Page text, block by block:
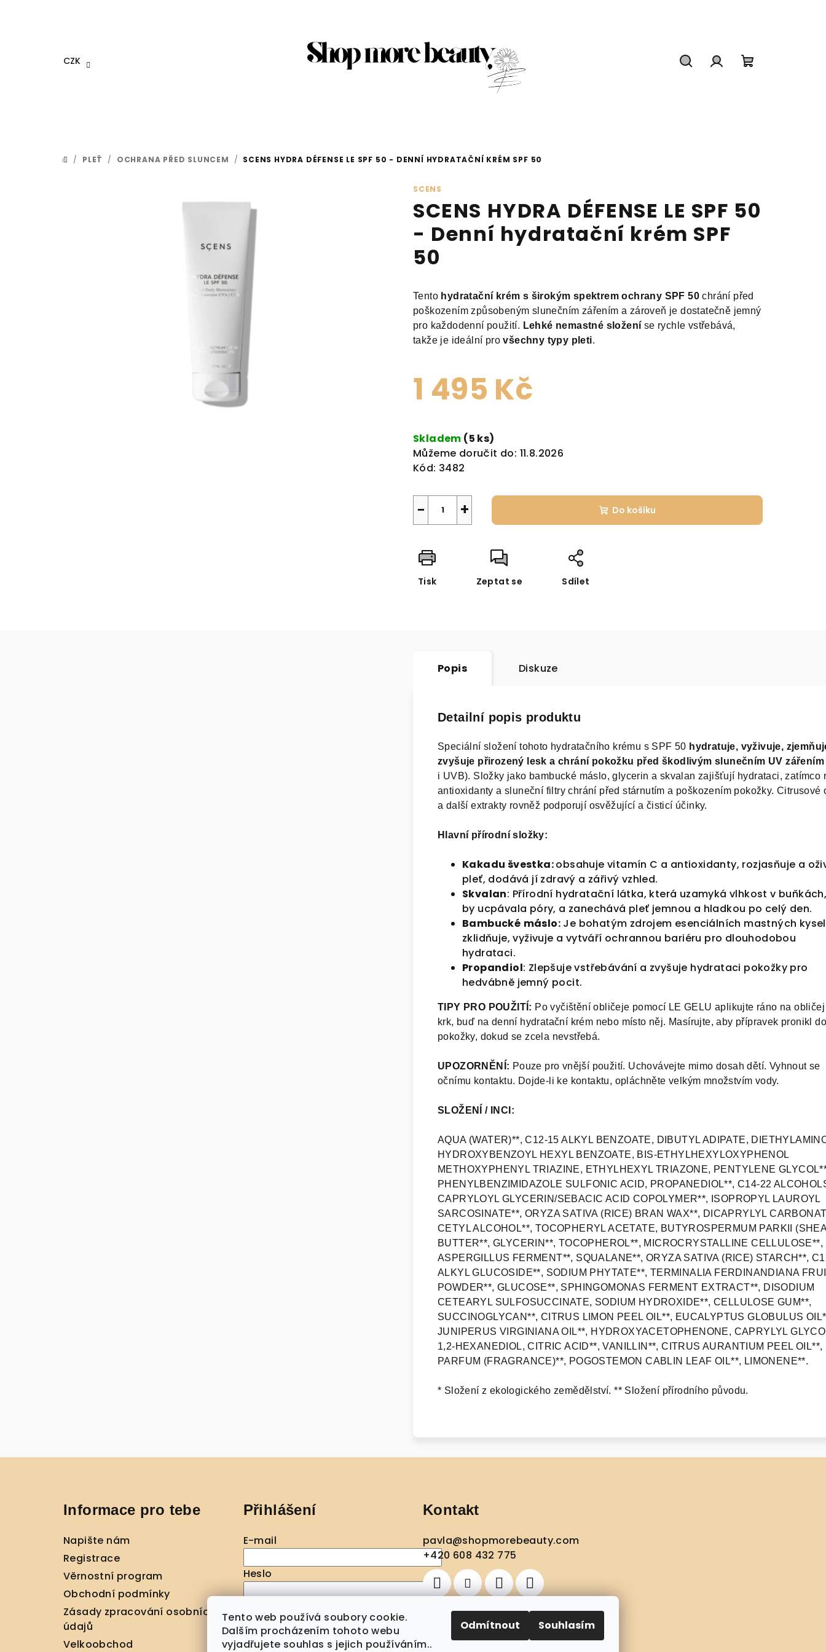
Tento web používá soubory cookie.
Dalším procházením tohoto webu
vyjadřujete souhlas s jejich používáním..
Odmítnout Souhlasím
CZK
DOMŮ
/ PLEŤ / OCHRANA PŘED SLUNCEM / SCENS HYDRA DÉFENSE LE SPF 50 - DENNÍ HYDRATAČNÍ KRÉM SPF 50
SCENS
SCENS HYDRA DÉFENSE LE SPF 50
- Denní hydratační krém SPF
50
Tento hydratační krém s širokým spektrem ochrany SPF 50 chrání před
poškozením způsobeným slunečním zářením a zároveň je dostatečně jemný
pro každodenní použití. Lehké nemastné složení se rychle vstřebává,
takže je ideální provšechny typy pleti.
1 495 Kč
cena:
Skladem (5 ks)
Můžeme doručit do: 11.8.2026
Kód: 3482
+
− Do košíku
Tisk Zeptat se Sdílet
Popis Diskuze
Detailní popis produktu
Speciální složení tohoto hydratačního krému s SPF 50 hydratuje, vyživuje,
zvyšuje přirozený lesk a chrání pokožku před škodlivým slunečním UV zářením
i UVB). Složky jako bambucké máslo, glycerin a skvalan zajišťují hydrataci, zatímco
antioxidanty a sluneční filtry chrání před stárnutím a poškozením pokožky. Citrusové
a další extrakty rovněž podporují osvěžující a čisticí účinky.
Hlavní přírodní složky:
Kakadu švestka:obsahuje vitamín C a antioxidanty, rozjasňuje a
pleť, dodává jí zdravý a zářivý vzhled.
Skvalan: Přírodní hydratační látka, která uzamyká vlhkost v
by ucpávala póry, a zanechává pleť jemnou a hladkou po celý den.
Bambucké máslo: Je bohatým zdrojem esenciálních mastných
zklidňuje, vyživuje a vytváří ochrannou bariéru pro dlouhodobou
hydrataci.
Propandiol: Zlepšuje vstřebávání a zvyšuje hydrataci pokožky pro
hedvábně jemný pocit.
TIPY PRO POUŽITÍ: Po vyčištění obličeje pomocí LE GELU aplikujte ráno na
krk, buď na denní hydratační krém nebo místo něj. Masírujte, aby přípravek pronikl
pokožky, dokud se zcela nevstřebá.
UPOZORNĚNÍ: Pouze pro vnější použití. Uchovávejte mimo dosah dětí. Vyhnout se
očnímu kontaktu. Dojde-li ke kontaktu, opláchněte velkým množstvím vody.
SLOŽENÍ / INCI:
AQUA (WATER)**, C12-15 ALKYL BENZOATE, DIBUTYL ADIPATE,
HYDROXYBENZOYL HEXYL BENZOATE, BIS-ETHYLHEXYLOXYPHENOL
METHOXYPHENYL TRIAZINE, ETHYLHEXYL TRIAZONE, PENTYLENE
PHENYLBENZIMIDAZOLE SULFONIC ACID, PROPANEDIOL**, C14-22
CAPRYLOYL GLYCERIN/SEBACIC ACID COPOLYMER**, ISOPROPYL LAUROYL
SARCOSINATE**, ORYZA SATIVA (RICE) BRAN WAX**, DICAPRYLYL
CETYL ALCOHOL**, TOCOPHERYL ACETATE, BUTYROSPERMUM PARKII
BUTTER**, GLYCERIN**, TOCOPHEROL**, MICROCRYSTALLINE CELLULOSE**,
ASPERGILLUS FERMENT**, SQUALANE**, ORYZA SATIVA (RICE) STARCH**,
ALKYL GLUCOSIDE**, SODIUM PHYTATE**, TERMINALIA FERDINANDIANA
POWDER**, GLUCOSE**, SPHINGOMONAS FERMENT EXTRACT**, DISODIUM
CETEARYL SULFOSUCCINATE, SODIUM HYDROXIDE**, CELLULOSE GUM**,
SUCCINOGLYCAN**, CITRUS LIMON PEEL OIL**, EUCALYPTUS GLOBULUS
JUNIPERUS VIRGINIANA OIL**, HYDROXYACETOPHENONE, CAPRYLYL
1,2-HEXANEDIOL, CITRIC ACID**, VANILLIN**, CITRUS AURANTIUM PEEL OIL**,
PARFUM (FRAGRANCE)**, POGOSTEMON CABLIN LEAF OIL**, LIMONENE**.
* Složení z ekologického zemědělství. ** Složení přírodního původu.
Informace pro tebe
Napište nám
Registrace
Věrnostní program
Obchodní podmínky
Zásady zpracování osobních
údajů
Velkoobchod
Přihlášení
E-mail
Heslo
Přihlásit se
Nová registraceZapomenuté heslo
Kontakt
pavla@shopmorebeauty.com
+420 608 432 775